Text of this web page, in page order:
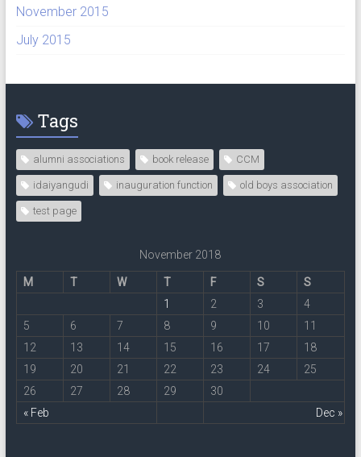
November 2015
July 2015
Tags
alumni associations book release CCM
idaiyangudi inauguration function old boys association
test page
November 2018
M T W T F S S
« Feb Dec »
1 2 3
4
5
6 7 8 9 10
11
12
13 14 15 16 17
18
19
20 21 22 23 24
25
26
27 28 29 30